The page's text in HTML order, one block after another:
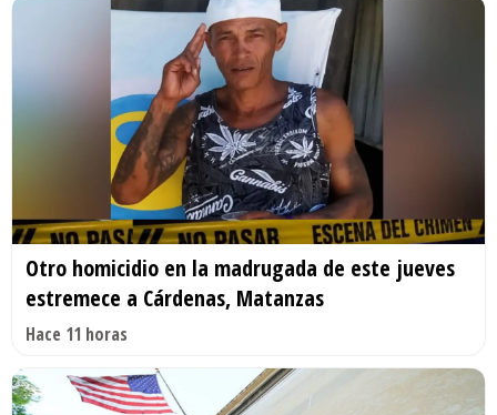
Otro homicidio en la madrugada de este jueves
estremece a Cárdenas, Matanzas
Hace 11 horas